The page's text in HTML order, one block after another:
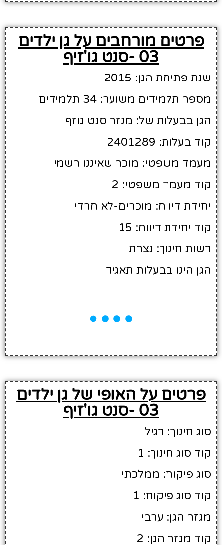
פרטים מורחבים על גן ילדים
03 -סנט גו'זיף
שנת פתיחת הגן: 2015
מספר תלמידים משוער: 34 תלמידים
הגן בבעלות של: מנזר סנט גוזף
קוד בעלות: 2401289
מעמד משפטי: מוכר שאיננו רשמי
קוד מעמד משפטי: 2
יחידת דיווח: מוכרים-לא חרדי
קוד יחידת דיווח: 15
רשות חינוך: נצרת
הגן הינו בבעלות תאגיד
פרטים על האופי של גן ילדים
03 -סנט גו'זיף
סוג חינוך: רגיל
קוד סוג חינוך: 1
סוג פיקוח: ממלכתי
קוד סוג פיקוח: 1
מגזר הגן: ערבי
קוד מגזר הגן: 2